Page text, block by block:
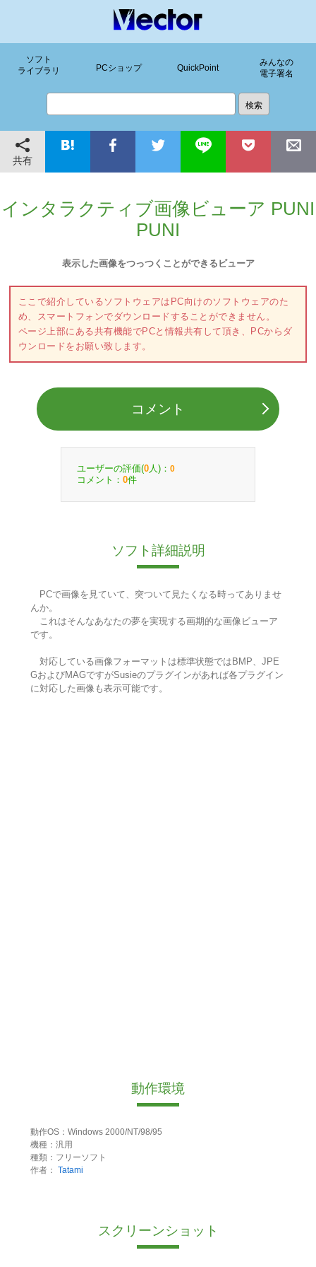
ソフト
ライブラリ
PCショップ QuickPoint
みんなの
電子署名
共有
インタラクティブ画像ビューア PUNI
PUNI
表示した画像をつっつくことができるビューア
ここで紹介しているソフトウェアはPC向けのソフトウェアのた
め、スマートフォンでダウンロードすることができません。
ページ上部にある共有機能でPCと情報共有して頂き、PCからダ
ウンロードをお願い致します。
コメント
ユーザーの評価(0 人)： 0
コメント： 0件
ソフト詳細説明
PCで画像を見ていて、突ついて見たくなる時ってありませ
んか。
これはそんなあなたの夢を実現する画期的な画像ビューア
です。
対応している画像フォーマットは標準状態ではBMP、JPE
GおよびMAGですがSusieのプラグインがあれば各プラグイン
に対応した画像も表示可能です。
動作環境
動作OS：Windows 2000/NT/98/95
機種：汎用
種類：フリーソフト
作者： Tatami
スクリーンショット